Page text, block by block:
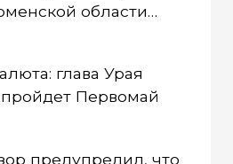
области
смены
глава Урая
пройдет Первомай
предупредил, что